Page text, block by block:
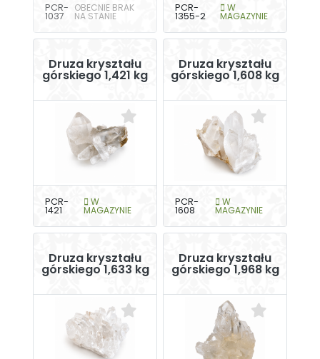
PCR-
1037
OBECNIE BRAK
NA STANIE
PCR-
1355-2
W
MAGAZYNIE
Druza kryształu
górskiego 1,421 kg
PCR-
1421
W
MAGAZYNIE
Druza kryształu
górskiego 1,608 kg
PCR-
1608
W
MAGAZYNIE
Druza kryształu
górskiego 1,633 kg
Druza kryształu
górskiego 1,968 kg